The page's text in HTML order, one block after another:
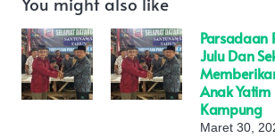
Parsadaan
Julu Dan
Anak
Kampung
Maret 30,